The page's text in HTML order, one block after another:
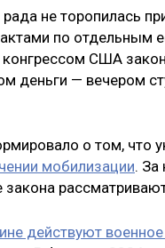
не торопилась
по отдельным
конгрессом США
деньги — вечером
о том, что
мобилизации. За
действуют